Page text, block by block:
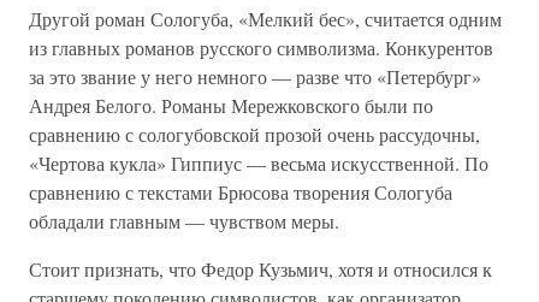
Другой роман Сологуба, «Мелкий бес», считается одним
из главных романов русского символизма. Конкурентов
за это звание у него немного — разве что «Петербург»
Андрея Белого. Романы Мережковского были по
сравнению с сологубовской прозой очень рассудочны,
«Чертова кукла» Гиппиус — весьма искусственной. По
сравнению с текстами Брюсова творения Сологуба
обладали главным — чувством меры.
Стоит признать, что Федор Кузьмич, хотя и относился к